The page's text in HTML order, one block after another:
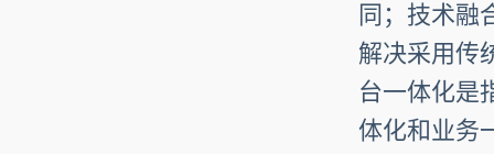
同；技术融
解决采用传
台一体化是
体化和业务